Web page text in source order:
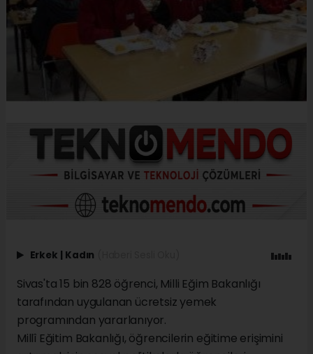
Erkek | Kadın
Sivas'ta 15 bin 828 öğrenci, Milli Eğim Bakanlığı
tarafından uygulanan ücretsiz yemek
programından yararlanıyor.
Millî Eğitim Bakanlığı, öğrencilerin eğitime erişimini